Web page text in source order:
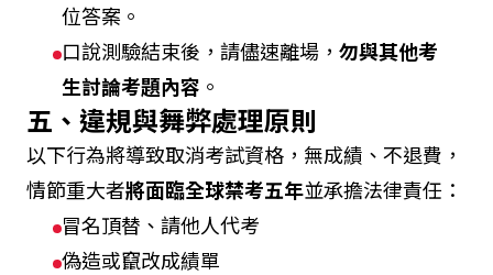
位答案。
口說測驗結束後，請儘速離場， 勿與其他考
生討論考題內容 。
五、違規與舞弊處理原則
以下行為將導致取消考試資格，無成績、不退費，
情節重大者將面臨全球禁考五年並承擔法律責任：
冒名頂替、請他人代考
偽造或竄改成績單